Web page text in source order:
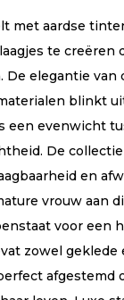
met aardse
te creëren
De elegantie van
blinkt
een evenwicht
De
en
vrouw aan
voor een
zowel geklede
afgestemd